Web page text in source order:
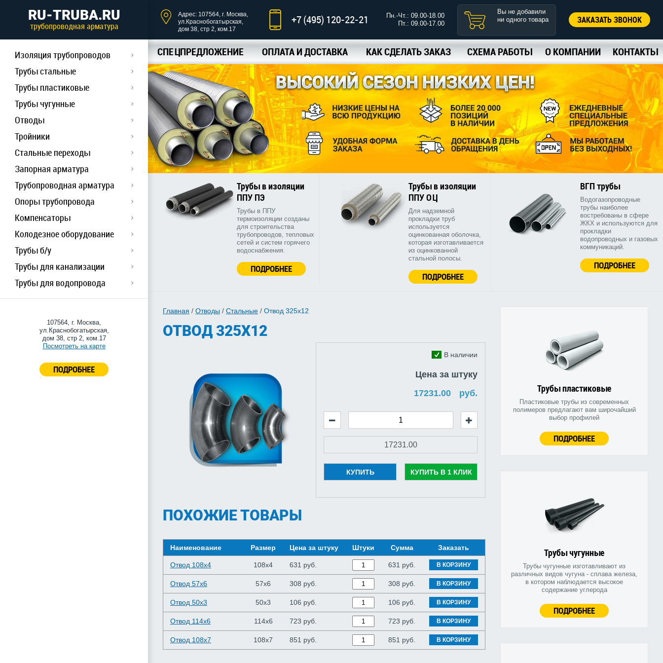
RU-TRUBA.RU
трубопроводная арматура
Изоляция трубопроводов
Трубы стальные
Трубы пластиковые
Трубы чугунные
Отводы
Тройники
Стальные переходы
Запорная арматура
Трубопроводная арматура
Опоры трубопровода
Компенсаторы
Колодезное оборудование
Трубы б/у
Трубы для канализации
Трубы для водопровода
107564, г. Москва,
ул.Краснобогатырская,
дом 38, стр 2, ком.17
Посмотреть на карте
ПОДРОБНЕЕ
Адрес: 107564, г. Москва,
ул.Краснобогатырская,
дом 38, стр 2, ком.17
+7 (495) 120-22-21
Пн.-Чт.: 09.00-18.00
Пт.: 09.00-17.00
Вы не добавили
ни одного товара
ЗАКАЗАТЬ ЗВОНОК
СПЕЦПРЕДЛОЖЕНИЕ ОПЛАТА И ДОСТАВКА КАК СДЕЛАТЬ ЗАКАЗ СХЕМА РАБОТЫ О КОМПАНИИ КОНТАКТЫ
Трубы в изоляции
ППУ ПЭ
Трубы в ППУ
термоизоляции созданы
для строительства
трубопроводов, тепловых
сетей и систем горячего
водоснабжения.
ПОДРОБНЕЕ
Трубы в изоляции
ППУ ОЦ
Для надземной
прокладки труб
используется
оцинкованная оболочка,
которая изготавливается
из оцинкованной
стальной полосы.
ПОДРОБНЕЕ
ВГП трубы
Водогазопроводные
трубы наиболее
востребованы в сфере
ЖКХ и используются для
прокладки
водопроводных и газовых
коммуникаций.
ПОДРОБНЕЕ
Трубы пластиковые
Пластиковые трубы из современных
полимеров предлагают вам широчайший
выбор профилей
ПОДРОБНЕЕ
Трубы чугунные
Трубы чугунные изготавливают из
различных видов чугуна - сплава железа,
в котором наблюдается высокое
содержание углерода
ПОДРОБНЕЕ
Главная / Отводы / Стальные / Отвод 325х12
ОТВОД 325Х12
В наличии
Цена за штуку
руб.
КУПИТЬ КУПИТЬ В 1 КЛИК
ПОХОЖИЕ ТОВАРЫ
Наименование Размер Цена за штуку Штуки Сумма Заказать
Отвод 108х4 108х4 631 руб. 631 руб. В КОРЗИНУ
Отвод 57х6 57х6 308 руб. 308 руб. В КОРЗИНУ
Отвод 50х3 50х3 106 руб. 106 руб. В КОРЗИНУ
Отвод 114х6 114х6 723 руб. 723 руб. В КОРЗИНУ
Отвод 108х7 108х7 851 руб. 851 руб. В КОРЗИНУ